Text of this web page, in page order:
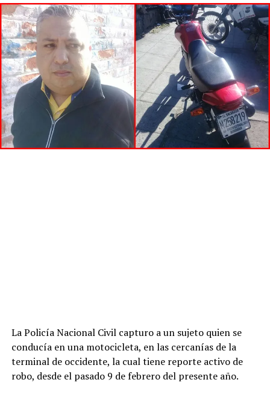
La Policía Nacional Civil capturo a un sujeto quien se
conducía en una motocicleta, en las cercanías de la
terminal de occidente, la cual tiene reporte activo de
robo, desde el pasado 9 de febrero del presente año.